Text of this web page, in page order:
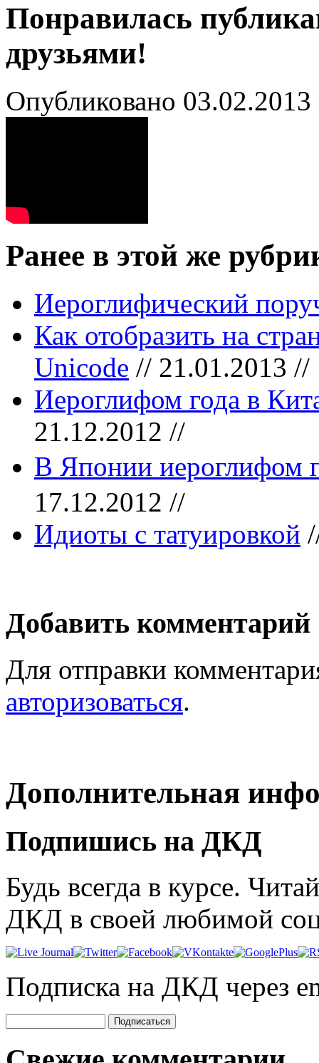
Понравилась
друзьями!
Опубликовано
Ранее в этой же
Иероглифический
Как отобразить на
Unicode // 21.01.2013 //
Иероглифом года в
21.12.2012 //
В Японии иероглифом
17.12.2012 //
Идиоты с татуировкой
Добавить комментарий
Для отправки
авторизоваться.
Дополнительная
Подпишись на ДКД
Будь всегда в курсе.
ДКД в своей любимой
Подписка на ДКД через